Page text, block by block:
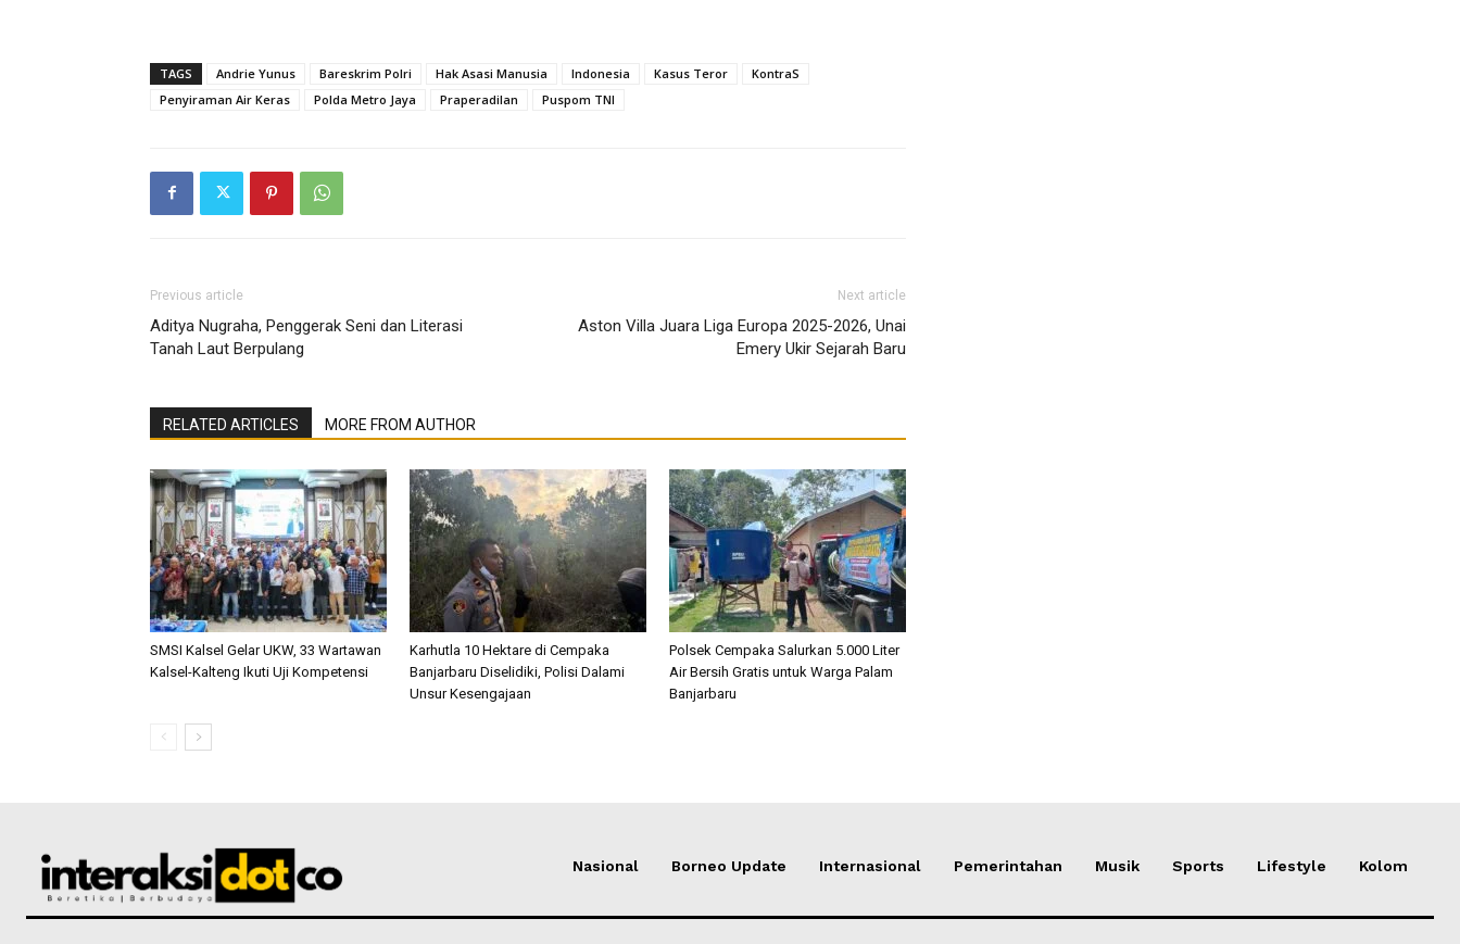
TAGS Andrie Yunus Bareskrim Polri Hak Asasi Manusia Indonesia Kasus Teror
KontraS
Penyiraman Air Keras
Polda Metro Jaya Praperadilan Puspom TNI
Previous article
Aditya Nugraha, Penggerak Seni dan Literasi
Tanah Laut Berpulang
Next article
Aston Villa Juara Liga Europa 2025-2026, Unai
Emery Ukir Sejarah Baru
RELATED ARTICLES MORE FROM AUTHOR
SMSI Kalsel Gelar UKW, 33 Wartawan
Kalsel-Kalteng Ikuti Uji Kompetensi
Karhutla 10 Hektare di Cempaka
Banjarbaru Diselidiki, Polisi Dalami
Unsur Kesengajaan
Polsek Cempaka Salurkan 5.000 Liter
Air Bersih Gratis untuk Warga Palam
Banjarbaru
Nasional Borneo Update Internasional Pemerintahan Musik Sports Lifestyle Kolom